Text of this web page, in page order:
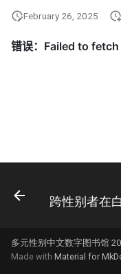
February 26, 2025
多元性别中文数字图书馆
Made with Material for